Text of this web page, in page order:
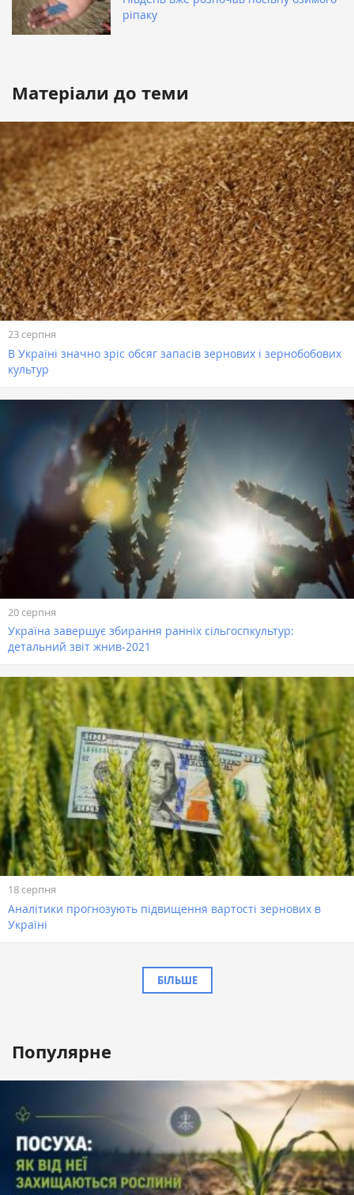
ріпаку
Матеріали до теми
23 серпня
В Україні значно зріс обсяг запасів зернових і зернобобових
культур
20 серпня
Україна завершує збирання ранніх сільгоспкультур:
детальний звіт жнив-2021
18 серпня
Аналітики прогнозують підвищення вартості зернових в
Україні
БІЛЬШЕ
Популярне